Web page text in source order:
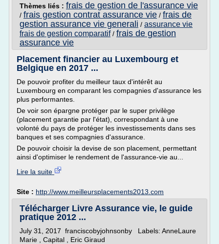
Thèmes liés : frais de gestion de l'assurance vie
/ frais gestion contrat assurance vie / frais de
gestion assurance vie generali / assurance vie
frais de gestion comparatif/ frais de gestion
assurance vie
Placement financier au Luxembourg et
Belgique en 2017 ...
De pouvoir profiter du meilleur taux d'intérêt au
Luxembourg en comparant les compagnies d'assurance les
plus performantes.
De voir son épargne protéger par le super privilège
(placement garantie par l'état), correspondant à une
volonté du pays de protéger les investissements dans ses
banques et ses compagnies d'assurance.
De pouvoir choisir la devise de son placement, permettant
ainsi d'optimiser le rendement de l'assurance-vie au...
Lire la suite
Site : http://www.meilleursplacements2013.com
Télécharger Livre Assurance vie, le guide
pratique 2012 ...
July 31, 2017 franciscobyjohnsonby Labels: AnneLaure
Marie , Capital , Eric Giraud